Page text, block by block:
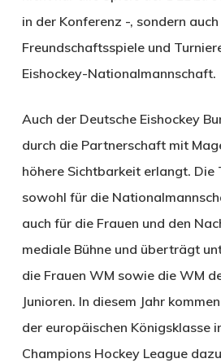
in der Konferenz -, sondern
Freundschaftsspiele und
Eishockey-Nationalmannschaft.
Auch der Deutsche Eishockey
durch die Partnerschaft mit
höhere Sichtbarkeit erlangt. Die
sowohl für die
auch für die Frauen und den
mediale Bühne und überträgt
die Frauen WM sowie die WM
Junioren. In diesem Jahr
der europäischen Königsklasse
Champions Hockey League